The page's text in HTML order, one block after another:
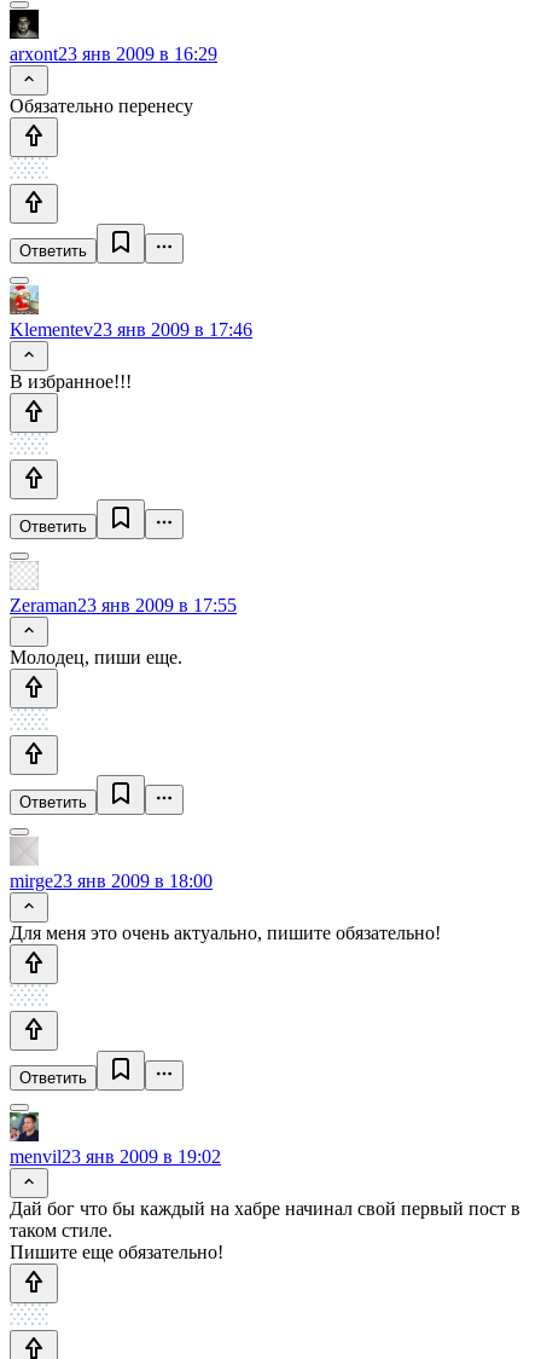
arxont23 янв 2009 в 16:29
Обязательно перенесу
Ответить
Klementev23 янв 2009 в 17:46
В избранное!!!
Ответить
Zeraman23 янв 2009 в 17:55
Молодец, пиши еще.
Ответить
mirge23 янв 2009 в 18:00
Для меня это очень актуально, пишите обязательно!
Ответить
menvil23 янв 2009 в 19:02
Дай бог что бы каждый на хабре начинал свой первый пост в
таком стиле.
Пишите еще обязательно!